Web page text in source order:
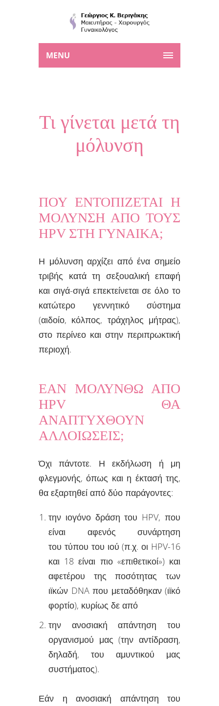
MENU
Τι γίνεται μετά τη
μόλυνση
ΠΟΥ ΕΝΤΟΠΙΖΕΤΑΙ Η
ΜΟΛΥΝΣΗ ΑΠΟ ΤΟΥΣ
HPV ΣΤΗ ΓΥΝΑΙΚΑ;
Η μόλυνση αρχίζει από ένα σημείο
τριβής κατά τη σεξουαλική επαφή
και σιγά-σιγά επεκτείνεται σε όλο το
κατώτερο γεννητικό σύστημα
(αιδοίο, κόλπος, τράχηλος μήτρας),
στο περίνεο και στην περιπρωκτική
περιοχή.
ΕAN ΜΟΛΥΝΘΩ ΑΠΟ
HPV ΘΑ
ΑΝΑΠΤΥΧΘΟΥΝ
ΑΛΛΟΙΩΣΕΙΣ;
Όχι πάντοτε. Η εκδήλωση ή μη
φλεγμονής, όπως και η έκτασή της,
θα εξαρτηθεί από δύο παράγοντες:
την ιογόνο δράση του HPV, που
είναι αφενός συνάρτηση
του τύπου του ιού (π.χ. οι HPV-16
και 18 είναι πιο «επιθετικοί») και
αφετέρου της ποσότητας των
ιϊκών DNA που μεταδόθηκαν (ιϊκό
φορτίο), κυρίως δε από
την ανοσιακή απάντηση του
οργανισμού μας (την αντίδραση,
δηλαδή, του αμυντικού μας
συστήματος).
Εάν η ανοσιακή απάντηση του